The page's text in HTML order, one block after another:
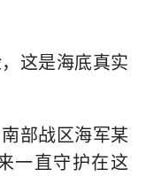
这是海底真实
部战区海军某
一直守护在这